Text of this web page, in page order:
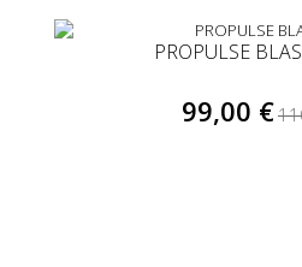
PROPULSE
99,00 €